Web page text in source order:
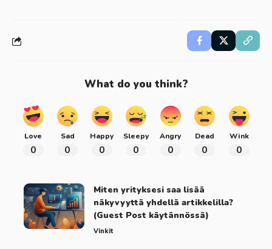
What do you think?
Love
0
Sad
0
Happy
0
Sleepy
0
Angry
0
Dead
0
Wink
0
Miten yrityksesi saa lisää
näkyvyyttä yhdellä artikkelilla?
(Guest Post käytännössä)
Vinkit